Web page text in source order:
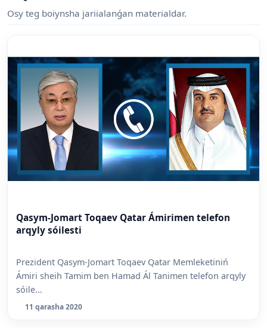
Osy teg boiynsha jariialanǵan materialdar.
Qasym-Jomart Toqaev Qatar Ámirimen telefon
arqyly sóilesti
Prezident Qasym-Jomart Toqaev Qatar Memleketiniń
Ámiri sheih Tamim ben Hamad Ál Tanimen telefon arqyly
sóile...
11 qarasha 2020